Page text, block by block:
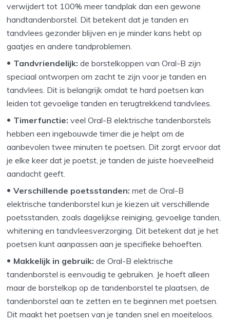
verwijdert tot 100% meer tandplak dan een gewone
handtandenborstel. Dit betekent dat je tanden en
tandvlees gezonder blijven en je minder kans hebt op
gaatjes en andere tandproblemen.
Tandvriendelijk:de borstelkoppen van Oral-B zijn
speciaal ontworpen om zacht te zijn voor je tanden en
tandvlees. Dit is belangrijk omdat te hard poetsen kan
leiden tot gevoelige tanden en terugtrekkend tandvlees.
Timerfunctie:veel Oral-B elektrische tandenborstels
hebben een ingebouwde timer die je helpt om de
aanbevolen twee minuten te poetsen. Dit zorgt ervoor dat
je elke keer dat je poetst, je tanden de juiste hoeveelheid
aandacht geeft.
Verschillende poetsstanden:met de Oral-B
elektrische tandenborstel kun je kiezen uit verschillende
poetsstanden, zoals dagelijkse reiniging, gevoelige tanden,
whitening en tandvleesverzorging. Dit betekent dat je het
poetsen kunt aanpassen aan je specifieke behoeften.
Makkelijk in gebruik: de Oral-B elektrische
tandenborstel is eenvoudig te gebruiken. Je hoeft alleen
maar de borstelkop op de tandenborstel te plaatsen, de
tandenborstel aan te zetten en te beginnen met poetsen.
Dit maakt het poetsen van je tanden snel en moeiteloos.